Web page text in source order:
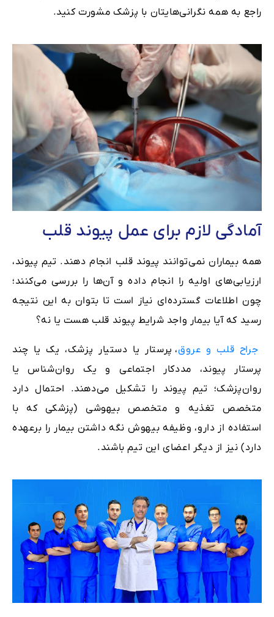
راجع به همه نگرانی‌هایتان با پزشک مشورت کنید.
آمادگی لازم برای عمل پیوند قلب
همه بیماران نمی‌توانند پیوند قلب انجام دهند. تیم پیوند،
ارزیابی‌های اولیه را انجام داده و آن‌ها را بررسی می‌کنند؛
چون اطلاعات گسترده‌ای نیاز است تا بتوان به این نتیجه
رسید که آیا بیمار واجد شرایط پیوند قلب هست یا نه؟
جراح قلب و عروق، پرستار یا دستیار پزشک، یک یا چند
پرستار پیوند، مددکار اجتماعی و یک روان‌شناس یا
روان‌پزشک؛ تیم پیوند را تشکیل می‌دهند. احتمال دارد
متخصص تغذیه و متخصص بیهوشی (پزشکی که با
استفاده از دارو، وظیفه بیهوش نگه داشتن بیمار را برعهده
دارد) نیز از دیگر اعضای این تیم باشند.